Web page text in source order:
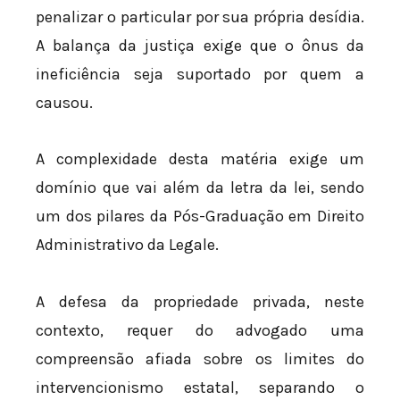
penalizar o particular por sua própria desídia.
A balança da justiça exige que o ônus da
ineficiência seja suportado por quem a
causou.
A complexidade desta matéria exige um
domínio que vai além da letra da lei, sendo
um dos pilares da Pós-Graduação em Direito
Administrativo da Legale.
A defesa da propriedade privada, neste
contexto, requer do advogado uma
compreensão afiada sobre os limites do
intervencionismo estatal, separando o